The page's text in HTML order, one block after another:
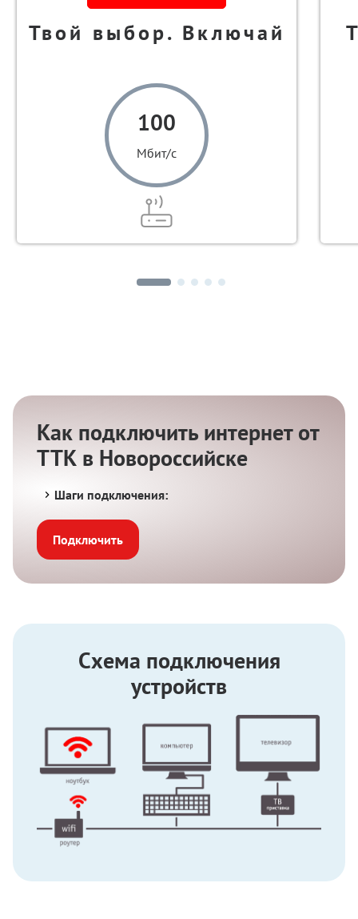
Твой выбор. Включай
100
Мбит/с
Как подключить интернет от
ТТК в Новороссийске
Шаги подключения:
Подключить
Схема подключения
устройств